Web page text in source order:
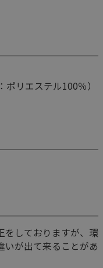
リエステル100％）
しておりますが、環
いが出て来ることがあ